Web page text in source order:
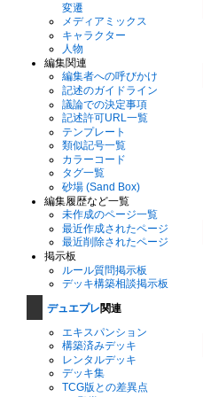
変遷
メディアミックス
キャラクター
人物
編集関連
編集者への呼びかけ
記述のガイドライン
議論での決定事項
記述許可URL一覧
テンプレート
類似記号一覧
カラーコード
タグ一覧
砂場 (Sand Box)
編集履歴など一覧
未作成のページ一覧
最近作成されたページ
最近削除されたページ
掲示板
ルール質問掲示板
デッキ構築相談掲示板
デュエプレ関連
エキスパンション
構築済みデッキ
レンタルデッキ
デッキ集
TCG版との差異点